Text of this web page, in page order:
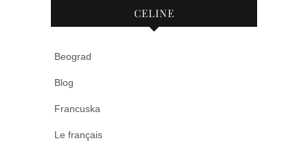
CELINE
Beograd
Blog
Francuska
Le français